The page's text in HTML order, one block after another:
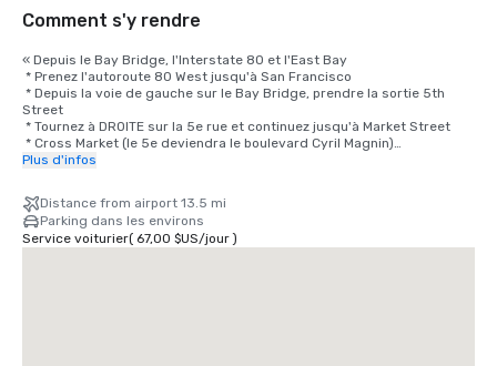
Comment s'y rendre
« Depuis le Bay Bridge, l'Interstate 80 et l'East Bay
* Prenez l'autoroute 80 West jusqu'à San Francisco
* Depuis la voie de gauche sur le Bay Bridge, prendre la sortie 5th
Street
* Tournez à DROITE sur la 5e rue et continuez jusqu'à Market Street
* Cross Market (le 5e deviendra le boulevard Cyril Magnin)
* Continuez sur 2 pâtés de maisons jusqu'à O'Farrell Street, tournez à
* Tournez à GAUCHE sur Powell
* Le Beacon Grand Hotel se trouve à l'angle des rues Powell et Sutter,
à Union Square, à San Francisco
Plus d'infos
Distance from airport 13.5 mi
Parking dans les environs
Service voiturier( 67,00 $US/jour)